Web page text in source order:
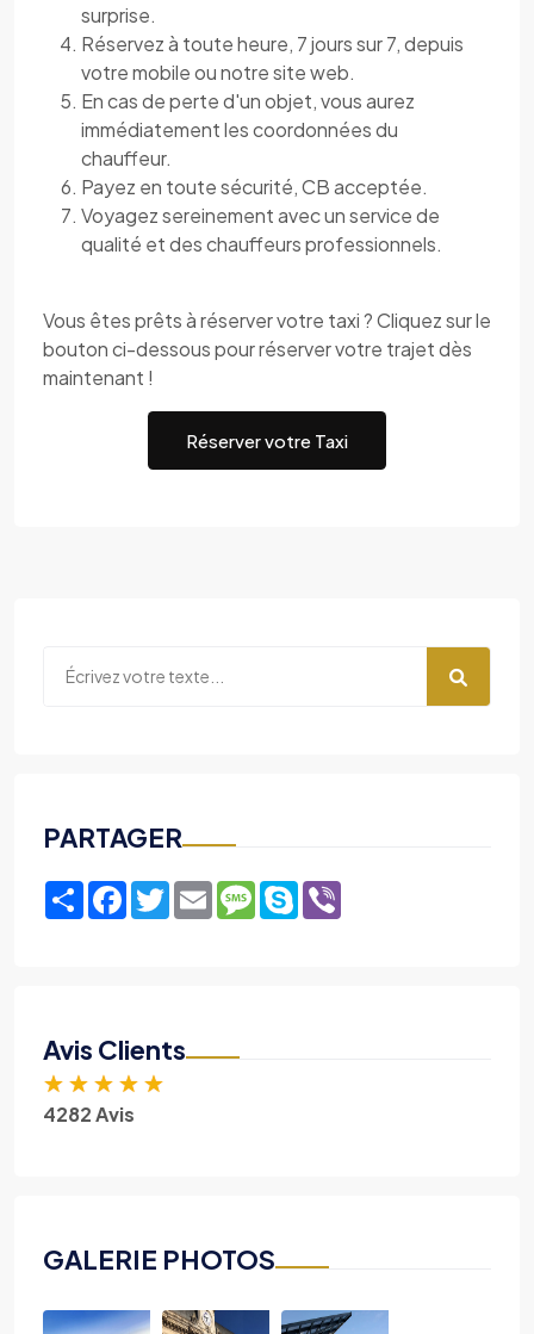
surprise.
Réservez à toute heure, 7 jours sur 7, depuis
votre mobile ou notre site web.
En cas de perte d'un objet, vous aurez
immédiatement les coordonnées du
chauffeur.
Payez en toute sécurité, CB acceptée.
Voyagez sereinement avec un service de
qualité et des chauffeurs professionnels.
Vous êtes prêts à réserver votre taxi ? Cliquez sur le
bouton ci-dessous pour réserver votre trajet dès
maintenant !
Réserver votre Taxi
PARTAGER
ShareFacebook
TwitterEmailMessage
Skype
Avis Clients
★ ★ ★ ★ ★
4282 Avis
GALERIE PHOTOS